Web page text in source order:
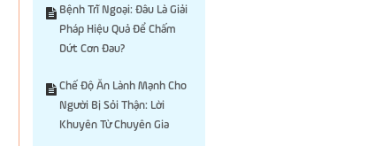
Bệnh Trĩ Ngoại: Đâu Là Giải
Pháp Hiệu Quả Để Chấm
Dứt Cơn Đau?
Chế Độ Ăn Lành Mạnh Cho
Người Bị Sỏi Thận: Lời
Khuyên Từ Chuyên Gia